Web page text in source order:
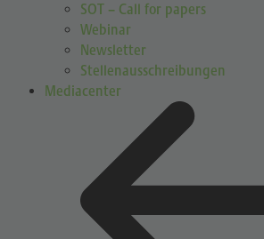
SOT – Call for papers
Webinar
Newsletter
Stellenausschreibungen
Mediacenter